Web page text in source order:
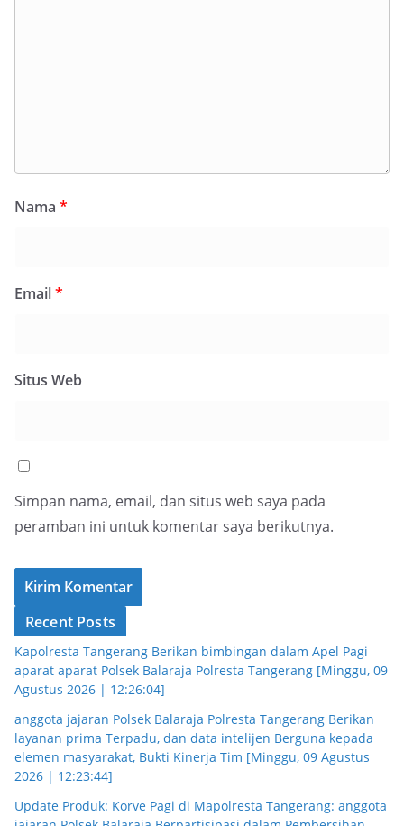
Nama *
Email*
Situs Web
Simpan nama, email, dan situs web saya pada
peramban ini untuk komentar saya berikutnya.
Recent Posts
Kapolresta Tangerang Berikan bimbingan dalam Apel Pagi
aparat aparat Polsek Balaraja Polresta Tangerang [Minggu, 09
Agustus 2026 | 12:26:04]
anggota jajaran Polsek Balaraja Polresta Tangerang Berikan
layanan prima Terpadu, dan data intelijen Berguna kepada
elemen masyarakat, Bukti Kinerja Tim [Minggu, 09 Agustus
2026 | 12:23:44]
Update Produk: Korve Pagi di Mapolresta Tangerang: anggota